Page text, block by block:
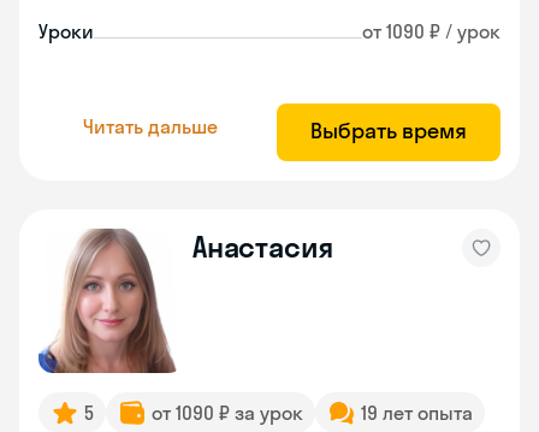
Уроки от 1090 ₽ / урок
Читать дальше Выбрать время
Анастасия
5 от 1090 ₽ за урок
19 лет опыта